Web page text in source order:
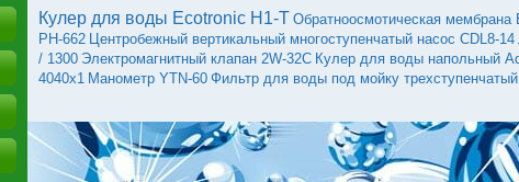
Кулер для воды Ecotronic H1-T Обратноосмотическая мембрана
PH-662 Центробежный вертикальный многоступенчатый насос CDL8-14
/ 1300 Электромагнитный клапан 2W-32C Кулер для воды напольный
4040х1 Манометр YTN-60 Фильтр для воды под мойку